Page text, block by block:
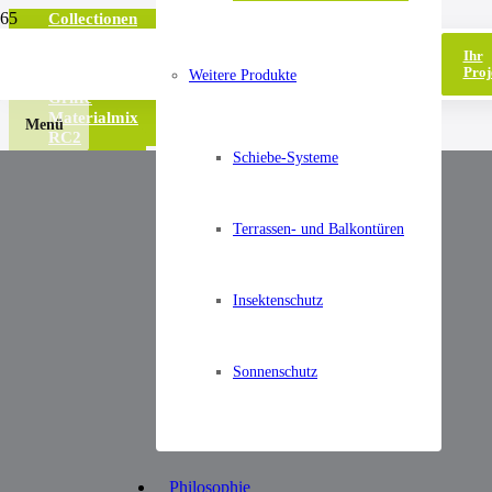
Weitere Produkte
Schiebe-Systeme
Terrassen- und Balkontüren
Insektenschutz
Sonnenschutz
Philosophie
Ihr
Menü
Collectionen
Griffe
Materialmix
RC2
Haustür Schlösser